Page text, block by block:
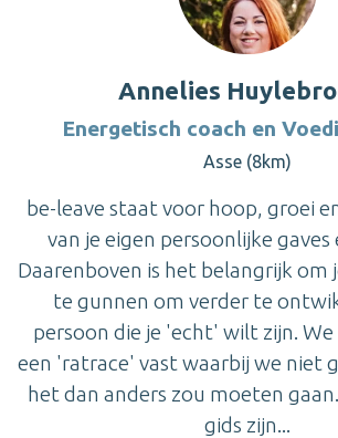
Annelies
Energetisch coach en
Asse (8km)
be-leave staat voor hoop, groei
van je eigen persoonlijke
Daarenboven is het belangrijk om
te gunnen om verder te
persoon die je 'echt' wilt zijn.
een 'ratrace' vast waarbij we niet
het dan anders zou moeten
gids zijn...